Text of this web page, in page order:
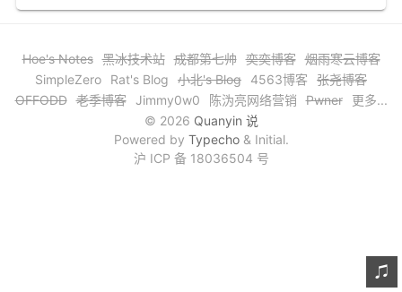
赞赏与支持
Hoe's Notes 黑冰技术站 成都第七帅 奕奕博客 烟雨寒云博客
SimpleZero
Rat's Blog 小北's Blog 4563博客
张尧博客
OFFODD 老季博客 Jimmy0w0 陈沩亮网络营销 Pwner
更多...
© 2026 Quanyin 说
Powered by Typecho& Initial.
沪 ICP 备 18036504 号